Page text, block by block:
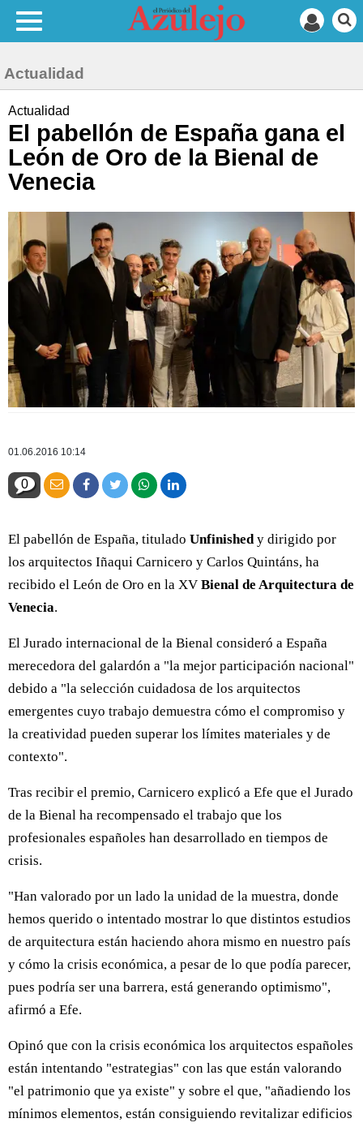
Actualidad
Actualidad
El pabellón de España gana el
León de Oro de la Bienal de
Venecia
01.06.2016 10:14
0
El pabellón de España, titulado Unfinished y dirigido por
los arquitectos Iñaqui Carnicero y Carlos Quintáns, ha
recibido el León de Oro en la XV Bienal de Arquitectura de
Venecia.
El Jurado internacional de la Bienal consideró a España
merecedora del galardón a "la mejor participación nacional"
debido a "la selección cuidadosa de los arquitectos
emergentes cuyo trabajo demuestra cómo el compromiso y
la creatividad pueden superar los límites materiales y de
contexto".
Tras recibir el premio, Carnicero explicó a Efe que el Jurado
de la Bienal ha recompensado el trabajo que los
profesionales españoles han desarrollado en tiempos de
crisis.
"Han valorado por un lado la unidad de la muestra, donde
hemos querido o intentado mostrar lo que distintos estudios
de arquitectura están haciendo ahora mismo en nuestro país
y cómo la crisis económica, a pesar de lo que podía parecer,
pues podría ser una barrera, está generando optimismo",
afirmó a Efe.
Opinó que con la crisis económica los arquitectos españoles
están intentando "estrategias" con las que están valorando
"el patrimonio que ya existe" y sobre el que, "añadiendo los
mínimos elementos, están consiguiendo revitalizar edificios